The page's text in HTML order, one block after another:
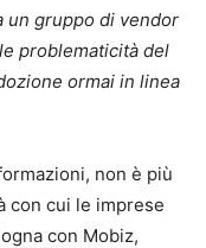
un gruppo di vendor
problematicità del
ormai in linea
non è più
con cui le imprese
con Mobiz,